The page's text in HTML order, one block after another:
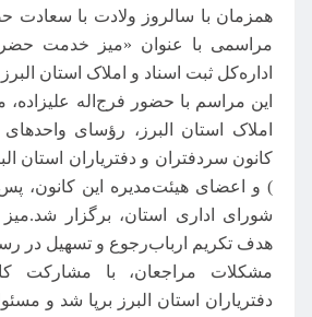
همزمان با سالروز ولادت با سعادت
مراسمی با عنوان «میز خدمت
اداره‌کل ثبت اسناد و املاک استان
این مراسم با حضور فرج‌اله علیزاده،
املاک استان البرز، رؤسای
کانون سردفتران و دفتریاران استان
) و اعضای هیئت‌مدیره این کانون،
شورای اداری استان، برگزار شد.میز
هدف تکریم ارباب‌رجوع و تسهیل در
مشکلات مراجعان، با مشارکت
دفتریاران استان البرز برپا شد و